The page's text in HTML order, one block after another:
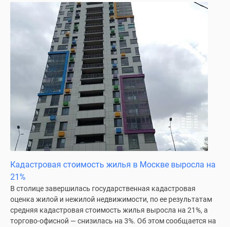
Кадастровая стоимость жилья в Москве выросла на
21%
В столице завершилась государственная кадастровая
оценка жилой и нежилой недвижимости, по ее результатам
средняя кадастровая стоимость жилья выросла на 21%, а
торгово-офисной — снизилась на 3%. Об этом сообщается на